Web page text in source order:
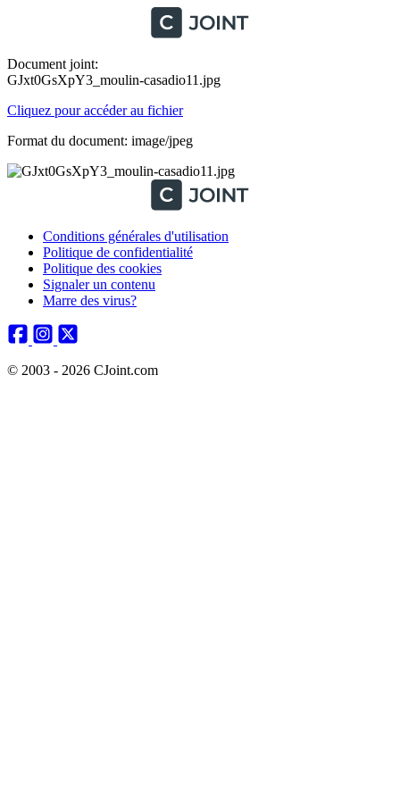
Document joint:
GJxt0GsXpY3_moulin-casadio11.jpg
Cliquez pour accéder au fichier
Format du document: image/jpeg
Conditions générales d'utilisation
Politique de confidentialité
Politique des cookies
Signaler un contenu
Marre des virus?
© 2003 - 2026 CJoint.com